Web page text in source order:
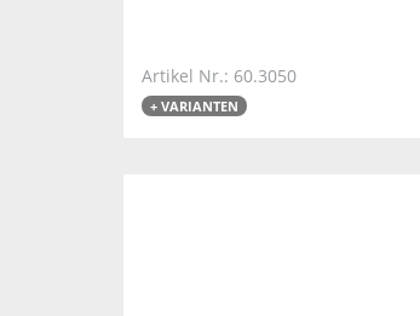
Artikel Nr.: 60.3050
+ VARIANTEN